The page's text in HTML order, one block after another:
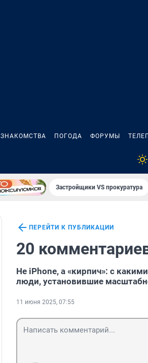
ЗНАКОМСТВА ПОГОДА ФОРУМЫ
Застройщики VS прокуратура
ПЕРЕЙТИ К ПУБЛИКАЦИИ
20
Не iPhone, а «кирпич»: с
люди, установившие
11 июня 2025, 07:55